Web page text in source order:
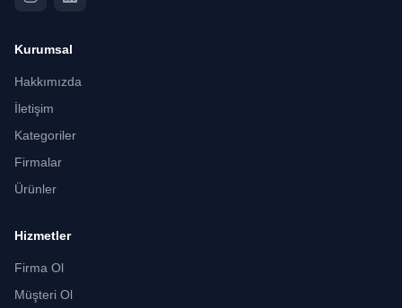
Kurumsal
Hakkımızda
İletişim
Kategoriler
Firmalar
Ürünler
Hizmetler
Firma Ol
Müşteri Ol